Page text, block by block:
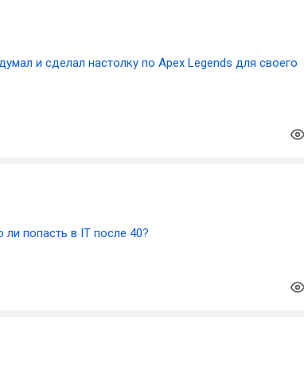
и сделал настолку по Apex Legends для своего
попасть в IT после 40?